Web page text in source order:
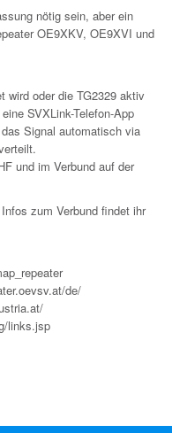
nötig sein, aber ein
OE9XKV, OE9XVI und
wird oder die TG2329 aktiv
SVXLink-Telefon-App
Signal automatisch via
und im Verbund auf der
zum Verbund findet ihr
de/
links.jsp